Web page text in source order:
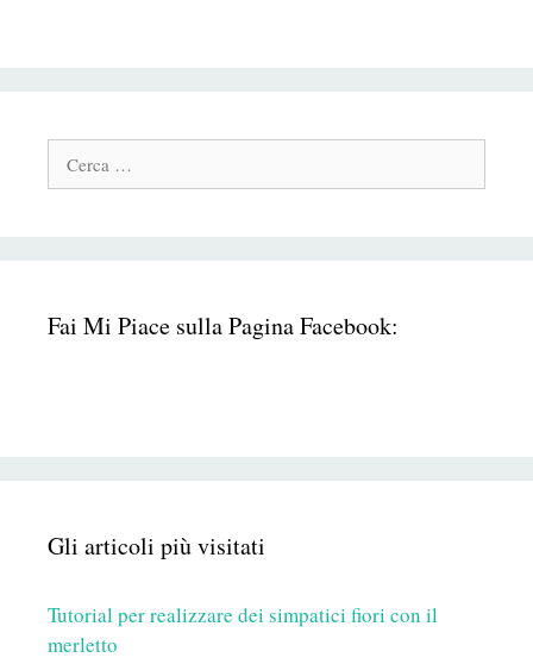
Cerca:
Fai Mi Piace sulla Pagina Facebook:
Gli articoli più visitati
Tutorial per realizzare dei simpatici fiori con il
merletto